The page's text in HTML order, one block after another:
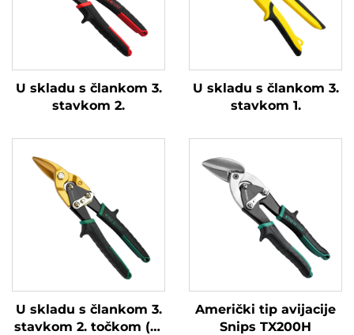
U skladu s člankom 3.
stavkom 2.
U skladu s člankom 3.
stavkom 1.
U skladu s člankom 3.
stavkom 2. točkom (a)
Američki tip avijacije
Snips TX200H